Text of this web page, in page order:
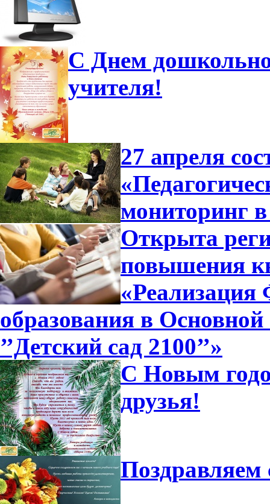
С Днем
учителя!
27 апреля
мониторинг
Открыта
повышения
образования в
’’Детский сад 2100’’»
С Новым
друзья!
Поздравляем